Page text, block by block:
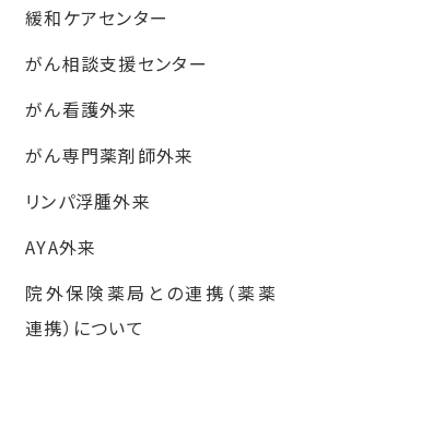
緩和ケアセンター
がん相談支援センター
がん看護外来
がん専門薬剤師外来
リンパ浮腫外来
AYA外来
院外保険薬局との連携（薬薬
連携）について